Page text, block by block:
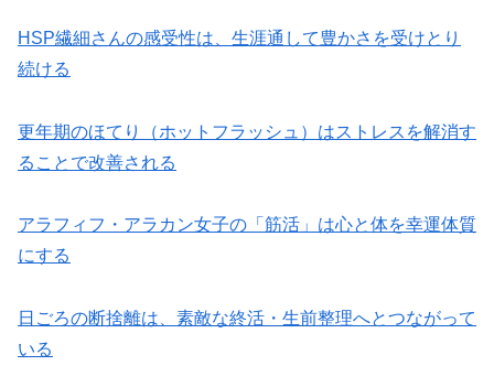
HSP繊細さんの感受性は、生涯通して豊かさを受けとり
続ける
更年期のほてり（ホットフラッシュ）はストレスを解消す
ることで改善される
アラフィフ・アラカン女子の「筋活」は心と体を幸運体質
にする
日ごろの断捨離は、素敵な終活・生前整理へとつながって
いる